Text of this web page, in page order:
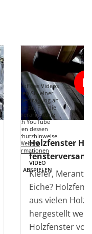
Mit Aufruf des Videos
stimmen Sie einer
Datenübertragung an
YouTube zu. Für die
Datenverarbeitung
durch YouTube
gelten dessen
Datenschutzhinweise.
Weitere
Informationen
VIDEO
ABSPIELEN
Holzfenster
Kiefer, Meranti,
Eiche?
aus vielen
hergestellt
Holzfenster von